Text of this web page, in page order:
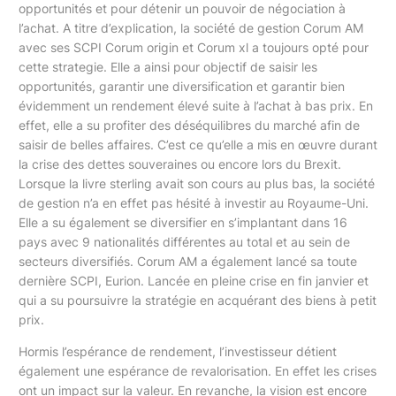
opportunités et pour détenir un pouvoir de négociation à
l’achat. A titre d’explication, la société de gestion Corum AM
avec ses SCPI Corum origin et Corum xl a toujours opté pour
cette strategie. Elle a ainsi pour objectif de saisir les
opportunités, garantir une diversification et garantir bien
évidemment un rendement élevé suite à l’achat à bas prix. En
effet, elle a su profiter des déséquilibres du marché afin de
saisir de belles affaires. C’est ce qu’elle a mis en œuvre durant
la crise des dettes souveraines ou encore lors du Brexit.
Lorsque la livre sterling avait son cours au plus bas, la société
de gestion n’a en effet pas hésité à investir au Royaume-Uni.
Elle a su également se diversifier en s’implantant dans 16
pays avec 9 nationalités différentes au total et au sein de
secteurs diversifiés. Corum AM a également lancé sa toute
dernière SCPI, Eurion. Lancée en pleine crise en fin janvier et
qui a su poursuivre la stratégie en acquérant des biens à petit
prix.
Hormis l’espérance de rendement, l’investisseur détient
également une espérance de revalorisation. En effet les crises
ont un impact sur la valeur. En revanche, la vision est encore